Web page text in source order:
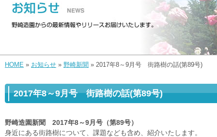
HOME » お知らせ » 野崎新聞 » 2017年8～9月号 街路樹の話(第89号)
2017年8～9月号 街路樹の話(第89号)
野崎造園新聞 2017年8～9月号（第89号）
身近にある街路樹について、課題なども含め、紹介いたします。